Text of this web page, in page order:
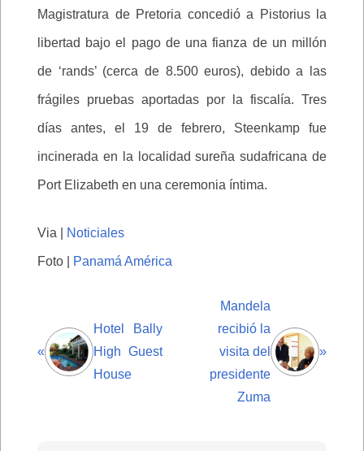
Magistratura de Pretoria concedió a Pistorius la
libertad bajo el pago de una fianza de un millón
de ‘rands’ (cerca de 8.500 euros), debido a las
frágiles pruebas aportadas por la fiscalía. Tres
días antes, el 19 de febrero, Steenkamp fue
incinerada en la localidad sureña sudafricana de
Port Elizabeth en una ceremonia íntima.
Via | Noticiales
Foto | Panamá América
«
Hotel Bally
High Guest
House
Mandela
recibió la
visita del
presidente
Zuma
»